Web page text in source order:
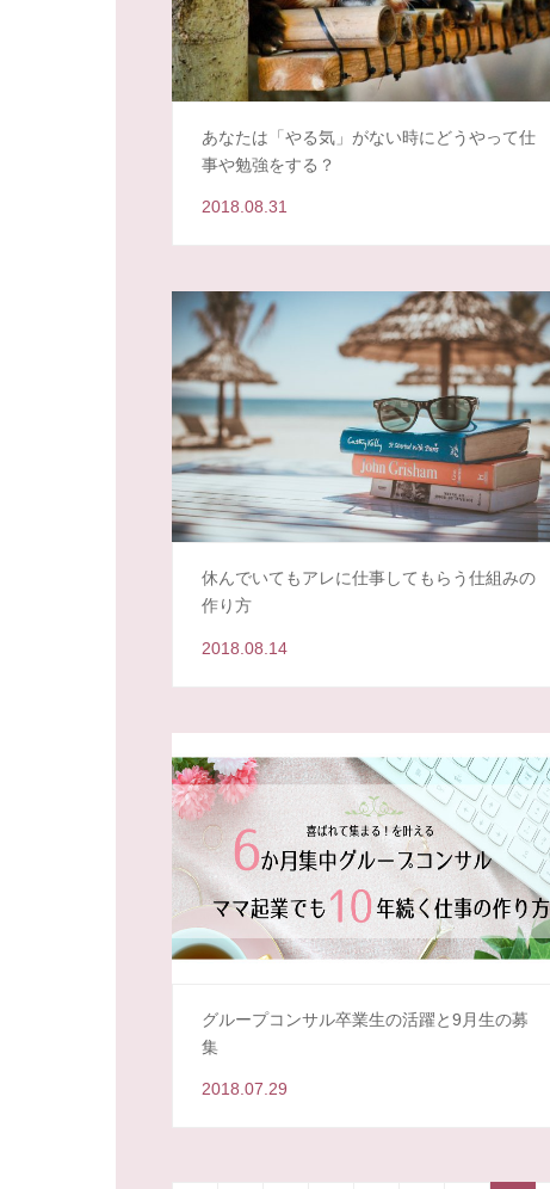
あなたは「やる気」がない時にどうやって仕
事や勉強をする？
2018.08.31
休んでいてもアレに仕事してもらう仕組みの
作り方
2018.08.14
グループコンサル卒業生の活躍と9月生の募
集
2018.07.29